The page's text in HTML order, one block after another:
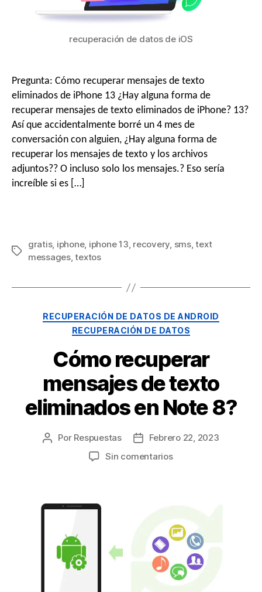
recuperación de datos de iOS
Pregunta: Cómo recuperar mensajes de texto
eliminados de iPhone 13 ¿Hay alguna forma de
recuperar mensajes de texto eliminados de iPhone? 13?
Así que accidentalmente borré un 4 mes de
conversación con alguien, ¿Hay alguna forma de
recuperar los mensajes de texto y los archivos
adjuntos?? O incluso solo los mensajes.? Eso sería
increíble si es […]
gratis, iphone, iphone13, recovery, sms,text
messages,textos
RECUPERACIÓN DE DATOS DE ANDROID
RECUPERACIÓN DE DATOS
Cómo recuperar
mensajes de texto
eliminados en Note 8?
Por Respuestas
Febrero 22, 2023
Sin comentarios